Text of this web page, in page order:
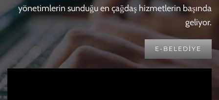
yönetimlerin sunduğu en çağdaş hizmetlerin başında
geliyor.
E-BELEDIYE